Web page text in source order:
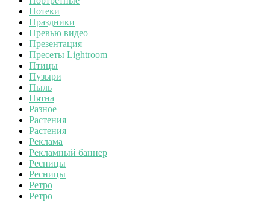
Потеки
Праздники
Превью видео
Презентация
Пресеты Lightroom
Птицы
Пузыри
Пыль
Пятна
Разное
Растения
Растения
Реклама
Рекламный баннер
Ресницы
Ресницы
Ретро
Ретро